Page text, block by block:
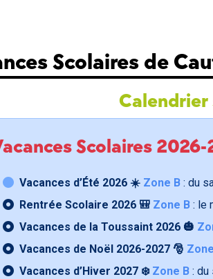
Scolaires de
Calendrier
Scolaires
Vacances d’Été 2026 ☀️ Zone B: du
Rentrée Scolaire 2026 🎒 Zone B: le
Vacances de la Toussaint 2026 🎃
Vacances de Noël 2026-2027 🎅
Vacances d’Hiver 2027 ❄️ Zone B: du